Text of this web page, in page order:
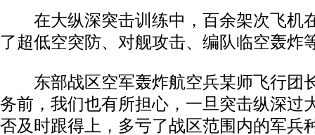
在大纵深突击训练中，百余架次飞机
了超低空突防、对舰攻击、编队临空轰炸
东部战区空军轰炸航空兵某师飞行团
务前，我们也有所担心，一旦突击纵深过
否及时跟得上，多亏了战区范围内的军兵